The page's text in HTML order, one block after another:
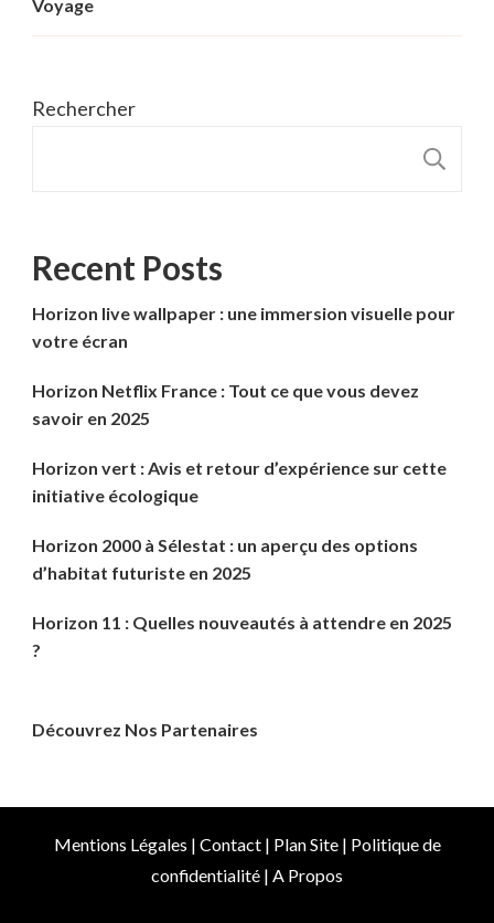
Voyage
Rechercher
Recent Posts
Horizon live wallpaper : une immersion visuelle pour
votre écran
Horizon Netflix France : Tout ce que vous devez
savoir en 2025
Horizon vert : Avis et retour d’expérience sur cette
initiative écologique
Horizon 2000 à Sélestat : un aperçu des options
d’habitat futuriste en 2025
Horizon 11 : Quelles nouveautés à attendre en 2025
?
Découvrez Nos Partenaires
Mentions Légales | Contact| Plan Site| Politique de
confidentialité | A Propos